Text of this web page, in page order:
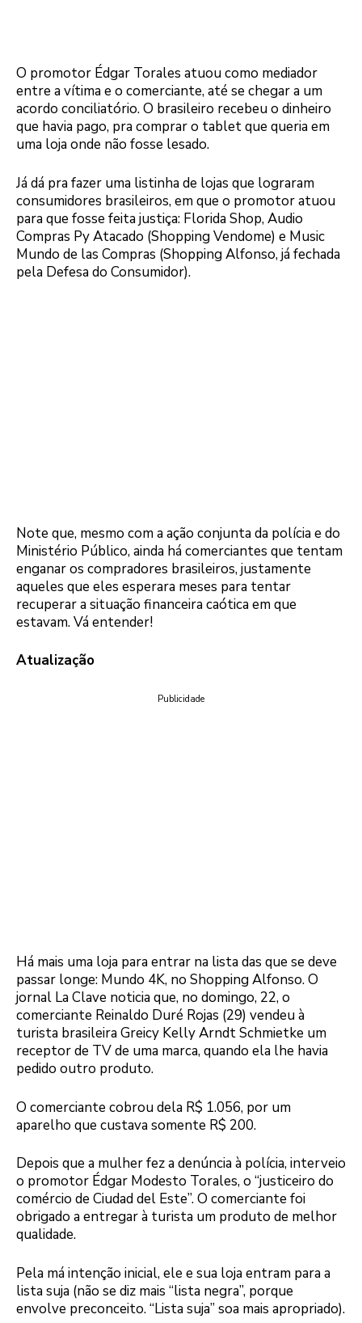
O promotor Édgar Torales atuou como mediador
entre a vítima e o comerciante, até se chegar a um
acordo conciliatório. O brasileiro recebeu o dinheiro
que havia pago, pra comprar o tablet que queria em
uma loja onde não fosse lesado.
Já dá pra fazer uma listinha de lojas que lograram
consumidores brasileiros, em que o promotor atuou
para que fosse feita justiça: Florida Shop, Audio
Compras Py Atacado (Shopping Vendome) e Music
Mundo de las Compras (Shopping Alfonso, já fechada
pela Defesa do Consumidor).
Note que, mesmo com a ação conjunta da polícia e do
Ministério Público, ainda há comerciantes que tentam
enganar os compradores brasileiros, justamente
aqueles que eles esperara meses para tentar
recuperar a situação financeira caótica em que
estavam. Vá entender!
Atualização
Publicidade
Há mais uma loja para entrar na lista das que se deve
passar longe: Mundo 4K, no Shopping Alfonso. O
jornal La Clave noticia que, no domingo, 22, o
comerciante Reinaldo Duré Rojas (29) vendeu à
turista brasileira Greicy Kelly Arndt Schmietke um
receptor de TV de uma marca, quando ela lhe havia
pedido outro produto.
O comerciante cobrou dela R$ 1.056, por um
aparelho que custava somente R$ 200.
Depois que a mulher fez a denúncia à polícia, interveio
o promotor Édgar Modesto Torales, o “justiceiro do
comércio de Ciudad del Este”. O comerciante foi
obrigado a entregar à turista um produto de melhor
qualidade.
Pela má intenção inicial, ele e sua loja entram para a
lista suja (não se diz mais “lista negra”, porque
envolve preconceito. “Lista suja” soa mais apropriado).